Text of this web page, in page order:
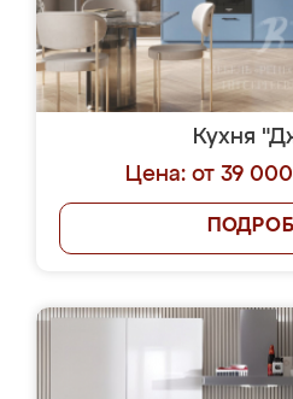
Кухня
Цена: от 39